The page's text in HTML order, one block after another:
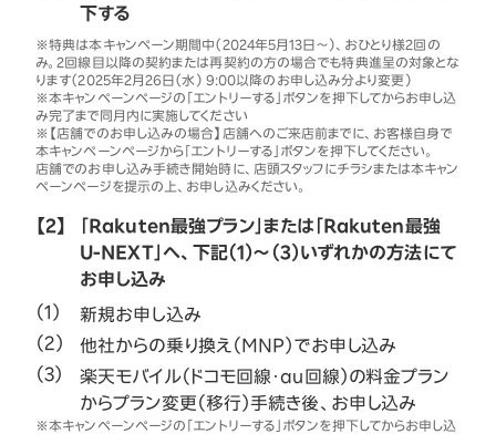
下する
※特典は本キャンペーン期間中（2024年5月13日～）、おひとり様2回の
み。2回線目以降の契約または再契約の方の場合でも特典進呈の対象とな
ります（2025年2月26日（水） 9:00以降のお申し込み分より変更）
※本キャンペーンページの「エントリーする」ボタンを押下してからお申し込
み完了まで同月内に実施してください
※【店舗でのお申し込みの場合】店舗へのご来店前までに、お客様自身で
本キャンペーンページから「エントリーする」ボタンを押下してください。
店舗でのお申し込み手続き開始時に、店頭スタッフにチラシまたは本キャン
ペーンページを提示の上、お申し込みください。
【2】
「Rakuten最強プラン」または「Rakuten最強
U-NEXT」へ、下記（1）～（3）いずれかの方法にて
お申し込み
新規お申し込み
他社からの乗り換え（MNP）でお申し込み
楽天モバイル（ドコモ回線・au回線）の料金プラン
からプラン変更（移行）手続き後、お申し込み
※本キャンペーンページの「エントリーする」ボタンを押下してからお申し込